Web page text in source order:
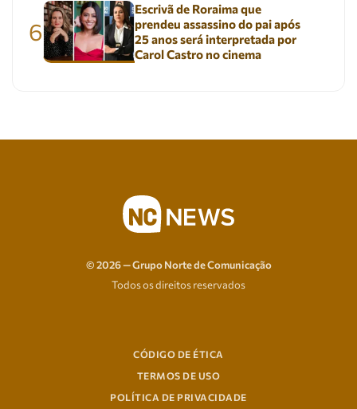
6
Escrivã de Roraima que
prendeu assassino do pai após
25 anos será interpretada por
Carol Castro no cinema
© 2026 — Grupo Norte de Comunicação
Todos os direitos reservados
CÓDIGO DE ÉTICA
TERMOS DE USO
POLÍTICA DE PRIVACIDADE